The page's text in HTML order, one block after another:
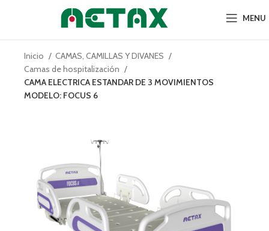
MENU
Inicio
CAMAS, CAMILLAS Y DIVANES
Camas de hospitalización
CAMA ELECTRICA ESTANDAR DE 3 MOVIMIENTOS
MODELO: FOCUS 6